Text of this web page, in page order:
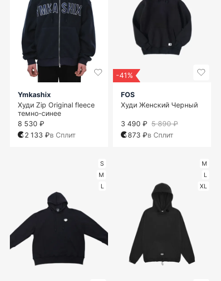
Ymkashix
Худи Zip Original fleece
темно-синее
8 530 ₽
2 133 ₽в Сплит
-41%
FOS
Худи Женский Черный
5 890 ₽
3 490 ₽
873 ₽в Сплит
S
M
L
M
L
XL